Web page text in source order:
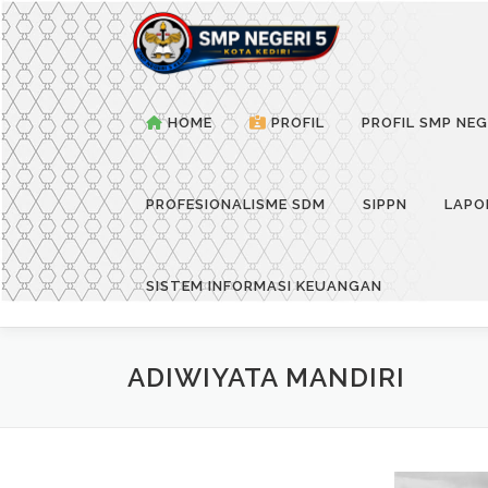
Skip
to
content
HOME PROFIL PROFIL SMP
PROFESIONALISME SDM SIPPN
SISTEM INFORMASI KEUANGAN
ADIWIYATA MANDIRI